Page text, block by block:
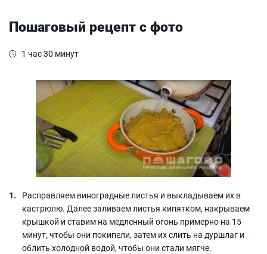
Пошаговый рецепт с фото
1 час 30 минут
Расправляем виноградные листья и выкладываем их в
кастрюлю. Далее заливаем листья кипятком, накрываем
крышкой и ставим на медленный огонь примерно на 15
минут, чтобы они покипели, затем их слить на дуршлаг и
облить холодной водой, чтобы они стали мягче.